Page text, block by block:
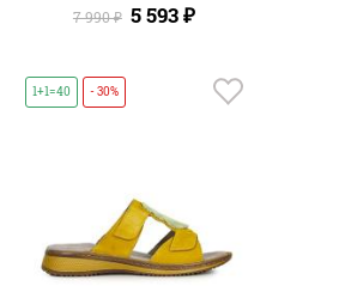
7 990 ₽ 5 593 ₽
1+1=40 - 30%